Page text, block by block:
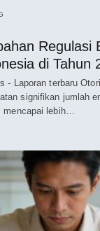
Regulasi
di Tahun
- Laporan terbaru
signifikan jumlah
mencapai lebih…